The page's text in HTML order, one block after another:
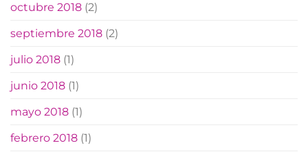
octubre 2018 (2)
septiembre 2018 (2)
julio 2018 (1)
junio 2018 (1)
mayo 2018 (1)
febrero 2018 (1)